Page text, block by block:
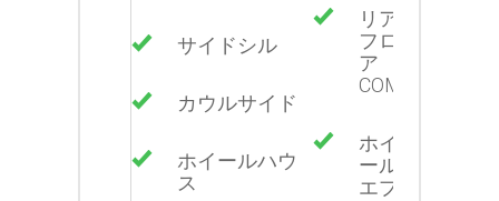
サイドシル
カウルサイド
ホイールハウ
ス
リア
フロ
ア
COMP
ホイ
ール
エプ